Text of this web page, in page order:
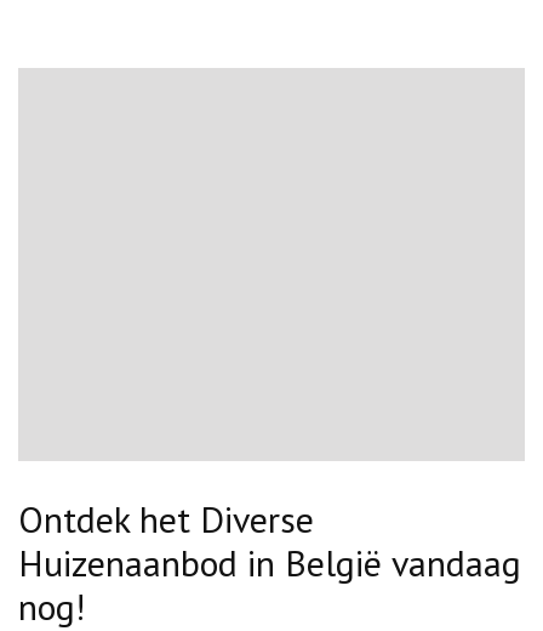
Ontdek het Diverse
Huizenaanbod in België vandaag
nog!